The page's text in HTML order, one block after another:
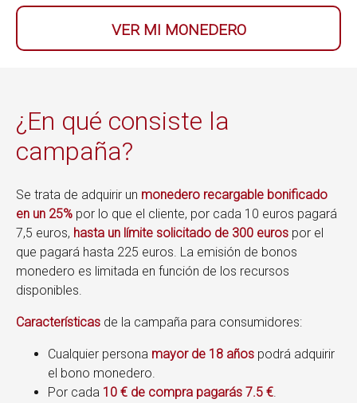
VER MI MONEDERO
¿En qué consiste la
campaña?
Se trata de adquirir un monedero recargable bonificado
en un 25% por lo que el cliente, por cada 10 euros pagará
7,5 euros, hasta un límite solicitado de 300 euros por el
que pagará hasta 225 euros. La emisión de bonos
monedero es limitada en función de los recursos
disponibles.
Características de la campaña para consumidores:
Cualquier persona mayor de 18 años podrá adquirir
el bono monedero.
Por cada 10 € de compra pagarás 7.5 €.